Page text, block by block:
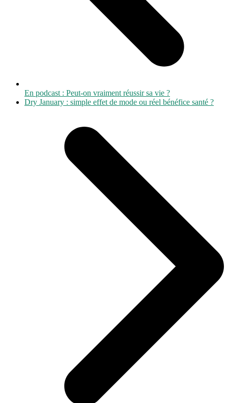
En podcast : Peut-on vraiment réussir sa vie ?
next
Dry January : simple effet de mode ou réel bénéfice santé ?